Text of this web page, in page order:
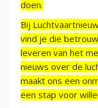
doen.
Bij
vind je die
leveren van het
nieuws over de
maakt ons een
een stap voor